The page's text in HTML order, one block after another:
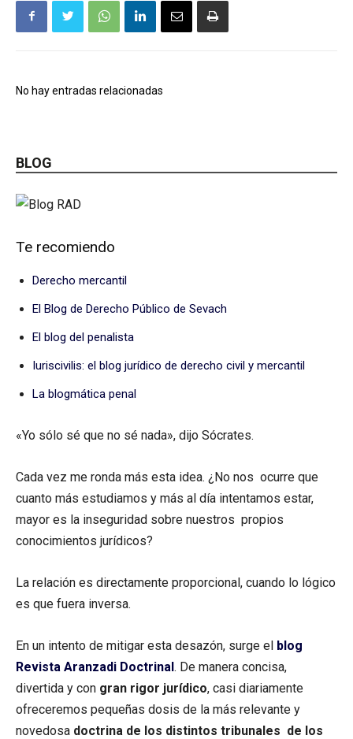
No hay entradas relacionadas
BLOG
Te recomiendo
Derecho mercantil
El Blog de Derecho Público de Sevach
El blog del penalista
Iuriscivilis: el blog jurídico de derecho civil y mercantil
La blogmática penal
«Yo sólo sé que no sé nada», dijo Sócrates.
Cada vez me ronda más esta idea. ¿No nos ocurre que
cuanto más estudiamos y más al día intentamos estar,
mayor es la inseguridad sobre nuestros propios
conocimientos jurídicos?
La relación es directamente proporcional, cuando lo lógico
es que fuera inversa.
En un intento de mitigar esta desazón, surge el blog
Revista Aranzadi Doctrinal. De manera concisa,
divertida y con gran rigor jurídico, casi diariamente
ofreceremos pequeñas dosis de la más relevante y
novedosa doctrina de los distintos tribunales de los